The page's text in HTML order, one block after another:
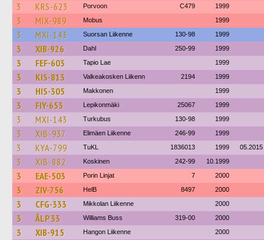
3 KRS-623 Porvoon C479 1999
3 MIX-989 Mobus 1999
3 MXI-143 Suorsan Liikenne 130-98 1999
3 XIB-926 Dahl 250-99 1999
3 FEF-603 Tapio Lae 1999
3 KIS-813 Valkeakosken Liikenn 2194 1999
3 HIS-305 Makkonen 1999
3 FIY-653 Lepikonmäki 25067 1999
3 MXI-143 Turkubus 130-98 1999
3 XIB-937 Elimäen Liikenne 246-99 1999
3 KYA-799 TuKL 1836013 1999 05.2015
3 XIB-882 Koskinen 242-99 10.1999
3 EAE-503 Porin Linjat 7 2000
3 ZIV-756 HelB 8497 2000
3 CFG-333 Mikkolan Liikenne 2000
3 ÅLP 33 Williams Buss 319-00 2000
3 XIB-915 Hangon Liikenne 2000